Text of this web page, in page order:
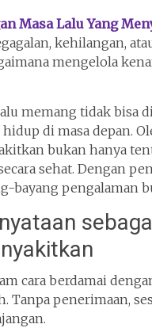
Masa Lalu Yang
kehilangan,
mengelola
memang tidak bisa
di masa depan.
bukan hanya
sehat. Dengan
bayang pengalaman
cara berdamai
Tanpa penerimaan,